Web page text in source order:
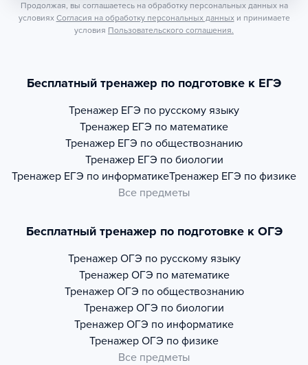
Продолжая, вы соглашаетесь на обработку персональных данных на
условиях Согласия на обработку персональных данных и принимаете
условия Пользовательского соглашения.
Бесплатный тренажер по подготовке к ЕГЭ
Тренажер ЕГЭ по русскому языку
Тренажер ЕГЭ по математике
Тренажер ЕГЭ по обществознанию
Тренажер ЕГЭ по биологии
Тренажер ЕГЭ по информатикеТренажер ЕГЭ по физике
Все предметы
Бесплатный тренажер по подготовке к ОГЭ
Тренажер ОГЭ по русскому языку
Тренажер ОГЭ по математике
Тренажер ОГЭ по обществознанию
Тренажер ОГЭ по биологии
Тренажер ОГЭ по информатике
Тренажер ОГЭ по физике
Все предметы